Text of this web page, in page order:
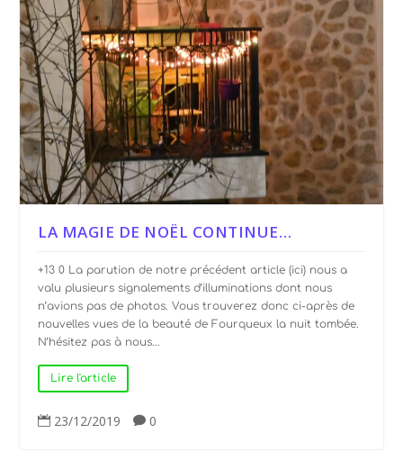
LA MAGIE DE NOËL CONTINUE…
+13 0 La parution de notre précédent article (ici) nous a
valu plusieurs signalements d’illuminations dont nous
n’avions pas de photos. Vous trouverez donc ci-après de
nouvelles vues de la beauté de Fourqueux la nuit tombée.
N’hésitez pas à nous...
Lire l'article
 23/12/2019  0